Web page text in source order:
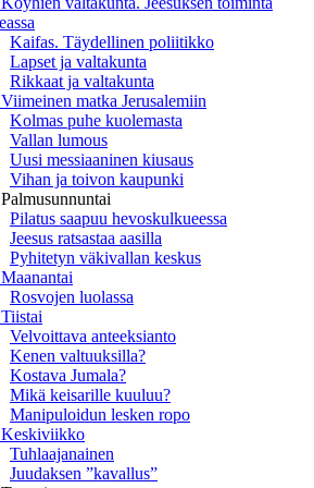
Kaifas. Täydellinen poliitikko
Lapset ja valtakunta
Rikkaat ja valtakunta
matka Jerusalemiin
Kolmas puhe kuolemasta
Vallan lumous
Uusi messiaaninen kiusaus
Vihan ja toivon kaupunki
Pilatus saapuu hevoskulkueessa
Jeesus ratsastaa aasilla
Pyhitetyn väkivallan keskus
Rosvojen luolassa
Velvoittava anteeksianto
Kenen valtuuksilla?
Kostava Jumala?
Mikä keisarille kuuluu?
Manipuloidun lesken ropo
Keskiviikko
Tuhlaajanainen
Juudaksen ”kavallus”